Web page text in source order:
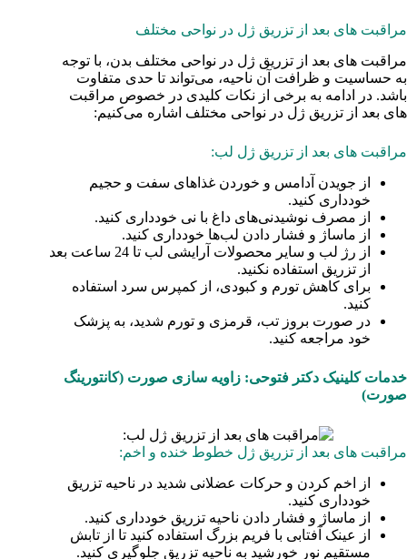
مراقبت های بعد از تزریق ژل در نواحی مختلف
مراقبت های بعد از تزریق ژل در نواحی مختلف بدن، با توجه
به حساسیت و ظرافت آن ناحیه، می‌تواند تا حدی متفاوت
باشد. در ادامه به برخی از نکات کلیدی در خصوص مراقبت
های بعد از تزریق ژل در نواحی مختلف اشاره می‌کنیم:
مراقبت های بعد از تزریق ژل لب:
از جویدن آدامس و خوردن غذاهای سفت و حجیم
خودداری کنید.
از مصرف نوشیدنی‌های داغ با نی خودداری کنید.
از ماساژ و فشار دادن لب‌ها خودداری کنید.
از رژ لب و سایر محصولات آرایشی لب تا 24 ساعت بعد
از تزریق استفاده نکنید.
برای کاهش تورم و کبودی، از کمپرس سرد استفاده
کنید.
در صورت بروز تب، قرمزی و تورم شدید، به پزشک
خود مراجعه کنید.
خدمات کلینیک دکتر فتوحی:‌ زاویه سازی صورت (کانتورینگ
صورت)
مراقبت های بعد از تزریق ژل خطوط خنده و اخم:
از اخم کردن و حرکات عضلانی شدید در ناحیه تزریق
خودداری کنید.
از ماساژ و فشار دادن ناحیه تزریق خودداری کنید.
از عینک آفتابی با فریم بزرگ استفاده کنید تا از تابش
مستقیم نور خورشید به ناحیه تزریق جلوگیری کنید.